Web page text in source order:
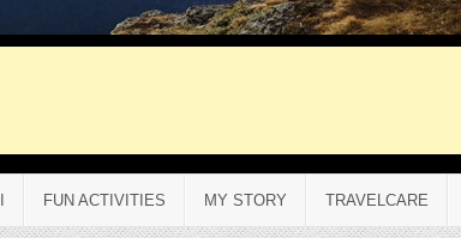
FUN ACTIVITIES MY STORY TRAVELCARE